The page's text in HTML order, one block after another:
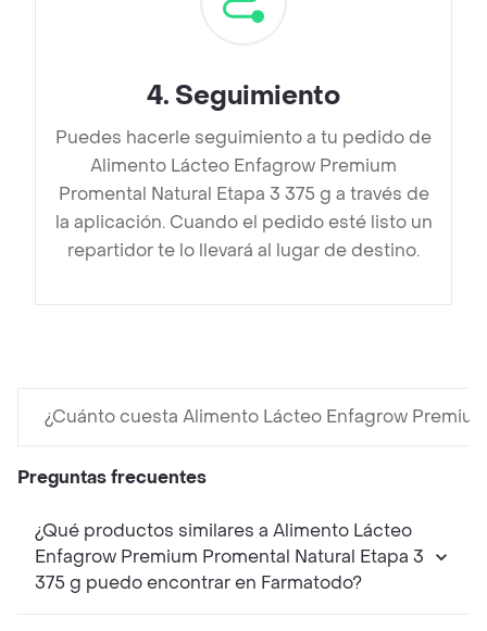
4. Seguimiento
Puedes hacerle seguimiento a tu pedido de
Alimento Lácteo Enfagrow Premium
Promental Natural Etapa 3 375 g a través de
la aplicación. Cuando el pedido esté listo un
repartidor te lo llevará al lugar de destino.
¿Cuánto cuesta Alimento Lácteo Enfagrow
Preguntas frecuentes
¿Qué productos similares a Alimento Lácteo
Enfagrow Premium Promental Natural Etapa 3
375 g puedo encontrar en Farmatodo?